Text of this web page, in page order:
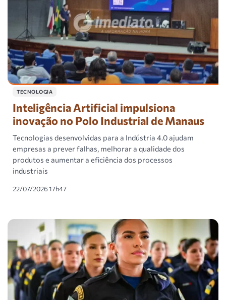
TECNOLOGIA
Inteligência Artificial impulsiona
inovação no Polo Industrial de Manaus
Tecnologias desenvolvidas para a Indústria 4.0 ajudam
empresas a prever falhas, melhorar a qualidade dos
produtos e aumentar a eficiência dos processos
industriais
22/07/2026 17h47